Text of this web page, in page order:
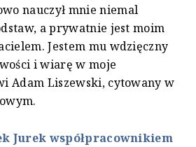
nauczył mnie niemal
a prywatnie jest moim
Jestem mu wdzięczny
i wiarę w moje
Adam Liszewski, cytowany w
Jurek współpracownikiem